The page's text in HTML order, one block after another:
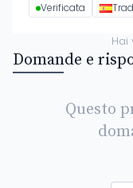
Verificata
Hai
Domande e
Questo